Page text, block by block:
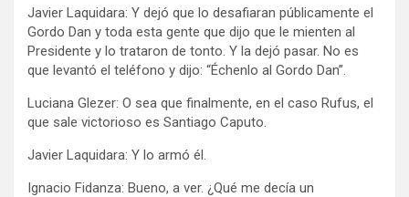
Javier Laquidara: Y dejó que lo desafiaran públicamente el
Gordo Dan y toda esta gente que dijo que le mienten al
Presidente y lo trataron de tonto. Y la dejó pasar. No es
que levantó el teléfono y dijo: “Échenlo al Gordo Dan”.
Luciana Glezer: O sea que finalmente, en el caso Rufus, el
que sale victorioso es Santiago Caputo.
Javier Laquidara: Y lo armó él.
Ignacio Fidanza: Bueno, a ver. ¿Qué me decía un